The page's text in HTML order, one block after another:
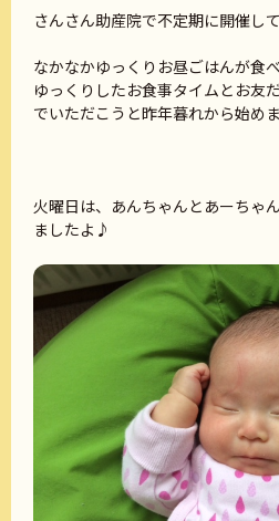
さんさん助産院で不定期に開催し
なかなかゆっくりお昼ごはんが食
ゆっくりしたお食事タイムとお友
でいただこうと昨年暮れから始めま
火曜日は、あんちゃんとあーちゃ
ましたよ♪